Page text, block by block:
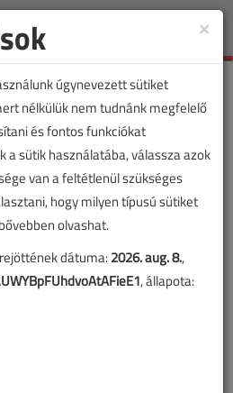
Toggle
×
úgynevezett sütiket
nélkülük nem tudnánk megfelelő
és fontos funkciókat
a sütik használatába, válassza azok
van a feltétlenül szükséges
hogy milyen típusú sütiket
olvashat.
dátuma:2026. aug. 8.,
, állapota: